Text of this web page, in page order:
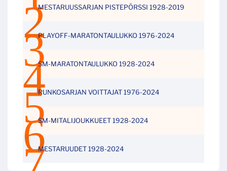
MESTARUUSSARJAN PISTEPÖRSSI 1928-2019
PLAYOFF-MARATONTAULUKKO 1976-2024
SM-MARATONTAULUKKO 1928-2024
RUNKOSARJAN VOITTAJAT 1976-2024
SM-MITALIJOUKKUEET 1928-2024
MESTARUUDET 1928-2024